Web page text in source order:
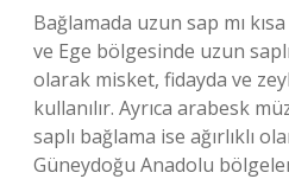
Bağlamada uzun sap mı
ve Ege bölgesinde uzun
olarak misket, fidayda ve
kullanılır. Ayrıca arabesk
saplı bağlama ise ağırlıklı
Güneydoğu Anadolu